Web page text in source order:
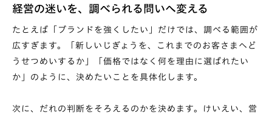
経営の迷いを、調べられる問いへ変える
たとえば「ブランドを強くしたい」だけでは、調べる範囲が
広すぎます。「新しいじぎょうを、これまでのお客さまへど
うせつめいするか」「価格ではなく何を理由に選ばれたい
か」のように、決めたいことを具体化します。
次に、だれの判断をそろえるのかを決めます。けいえい、営